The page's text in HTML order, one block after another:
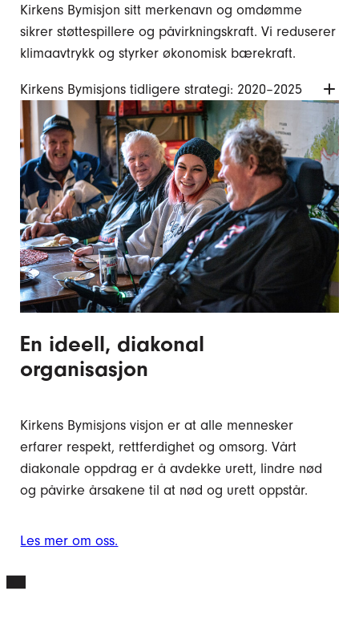
Kirkens Bymisjon sitt merkenavn og omdømme
sikrer støttespillere og påvirkningskraft. Vi reduserer
klimaavtrykk og styrker økonomisk bærekraft.
Kirkens Bymisjons tidligere strategi: 2020–2025
En ideell, diakonal
organisasjon
Kirkens Bymisjons visjon er at alle mennesker
erfarer respekt, rettferdighet og omsorg. Vårt
diakonale oppdrag er å avdekke urett, lindre nød
og påvirke årsakene til at nød og urett oppstår.
Les mer om oss.